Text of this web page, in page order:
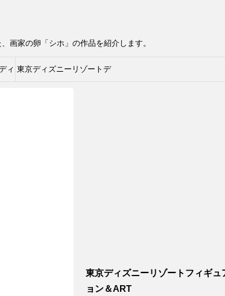
画家の卵「シホ」の作品を紹介します。
ィ 東京ディズニーリゾートデ
東京ディズニーリゾートフィギュ
ョン＆ART